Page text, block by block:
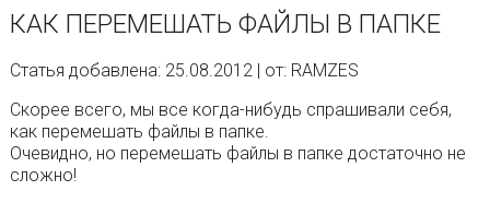
КАК ПЕРЕМЕШАТЬ ФАЙЛЫ В ПАПКЕ
Статья добавлена: 25.08.2012 | от: RAMZES
Скорее всего, мы все когда-нибудь спрашивали себя,
как перемешать файлы в папке.
Очевидно, но перемешать файлы в папке достаточно не
сложно!